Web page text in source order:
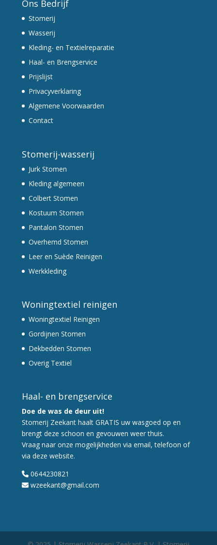
Ons Bedrijf
Stomerij
Wasserij
Kleding- en Textielreparatie
Haal- en Brengservice
Prijslijst
Privacyverklaring
Algemene Voorwaarden
Contact
Stomerij-wasserij
Jurk Stomen
Kleding algemeen
Colbert Stomen
Kostuum Stomen
Pantalon Stomen
Overhemd Stomen
Leer en Suède Reinigen
Werkkleding
Woningtextiel reinigen
Woningtextiel Reinigen
Gordijnen Stomen
Dekbedden Stomen
Overig Textiel
Haal- en brengservice
Doe de was de deur uit!
Stomerij Zeekant haalt GRATIS uw wasgoed op en
brengt deze schoon en gevouwen weer thuis.
Vraag naar onze mogelijkheden via email, telefoon of
via deze website.
0644230821
wzeekant@gmail.com